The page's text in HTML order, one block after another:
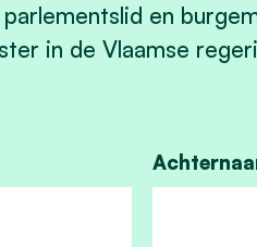
en
in de Vlaamse